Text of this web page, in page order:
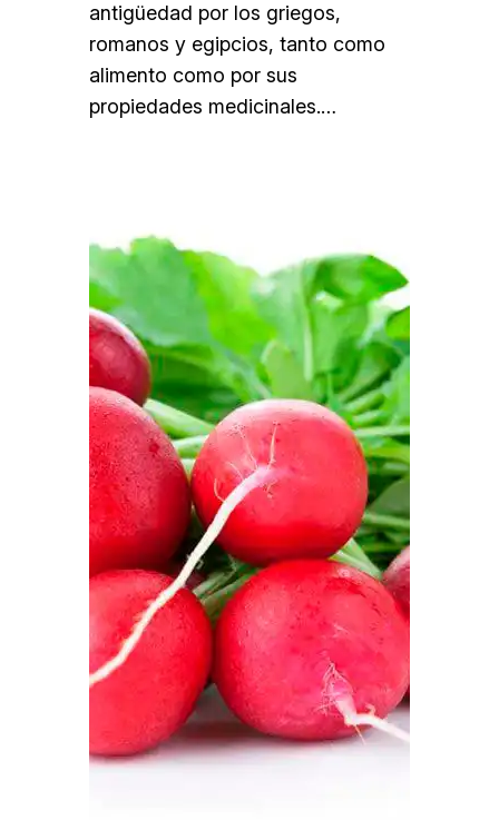
antigüedad por los griegos,
romanos y egipcios, tanto como
alimento como por sus
propiedades medicinales.…